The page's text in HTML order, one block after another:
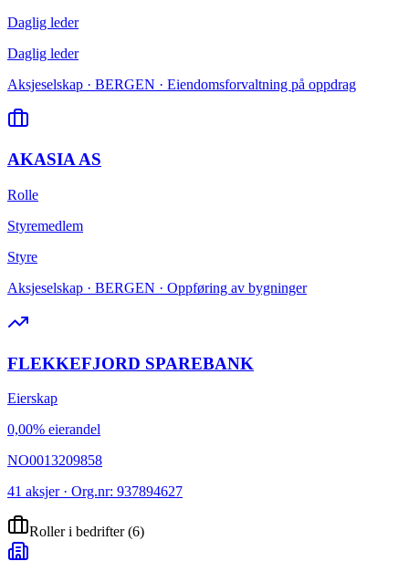
Daglig leder
Daglig leder
Aksjeselskap · BERGEN · Eiendomsforvaltning på oppdrag
AKASIA AS
Rolle
Styremedlem
Styre
Aksjeselskap · BERGEN · Oppføring av bygninger
FLEKKEFJORD SPAREBANK
Eierskap
0,00% eierandel
NO0013209858
41 aksjer · Org.nr: 937894627
Roller i bedrifter(6)